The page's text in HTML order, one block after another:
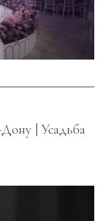
| Усадьба